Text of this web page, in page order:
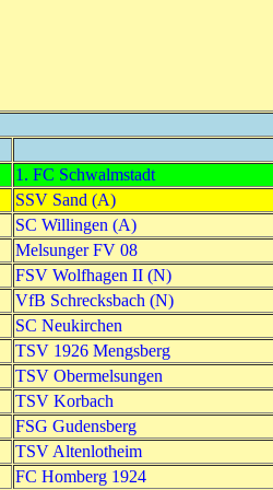
1. FC Schwalmstadt
SSV Sand (A)
SC Willingen (A)
Melsunger FV 08
FSV Wolfhagen II (N)
VfB Schrecksbach (N)
SC Neukirchen
TSV 1926 Mengsberg
TSV Obermelsungen
TSV Korbach
FSG Gudensberg
TSV Altenlotheim
FC Homberg 1924